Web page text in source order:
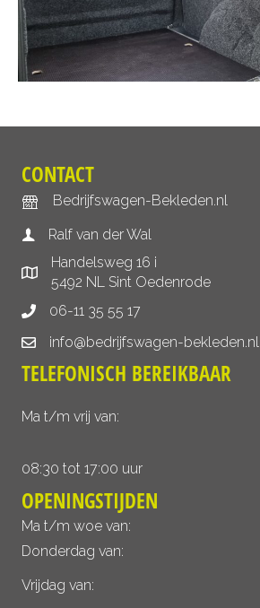
CONTACT
Bedrijfswagen-Bekleden.nl
Ralf van der Wal
Handelsweg 16 i
5492 NL Sint Oedenrode
06-11 35 55 17
info@bedrijfswagen-bekleden.nl
TELEFONISCH BEREIKBAAR
Ma t/m vrij van:
08:30 tot 17:00 uur
OPENINGSTIJDEN
Ma t/m woe van:
Donderdag van:
Vrijdag van: